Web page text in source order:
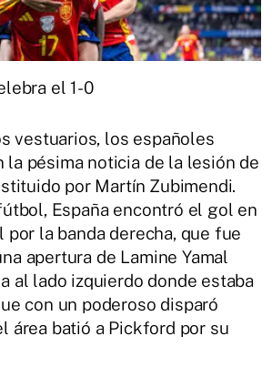
el 1-0
vestuarios, los españoles
la pésima noticia de la lesión de
por Martín Zubimendi.
España encontró el gol en
por la banda derecha, que fue
apertura de Lamine Yamal
al lado izquierdo donde estaba
con un poderoso disparó
área batió a Pickford por su